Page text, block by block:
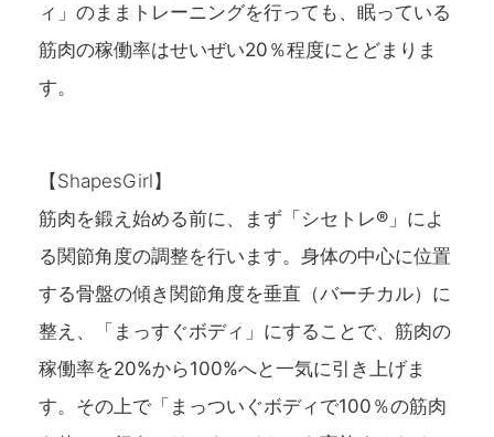
ィ」のままトレーニングを行っても、眠っている
筋肉の稼働率はせいぜい20％程度にとどまりま
す。
【ShapesGirl】
筋肉を鍛え始める前に、まず「シセトレ®」によ
る関節角度の調整を行います。身体の中心に位置
する骨盤の傾き関節角度を垂直（バーチカル）に
整え、「まっすぐボディ」にすることで、筋肉の
稼働率を20%から100%へと一気に引き上げま
す。その上で「まっついぐボディで100％の筋肉